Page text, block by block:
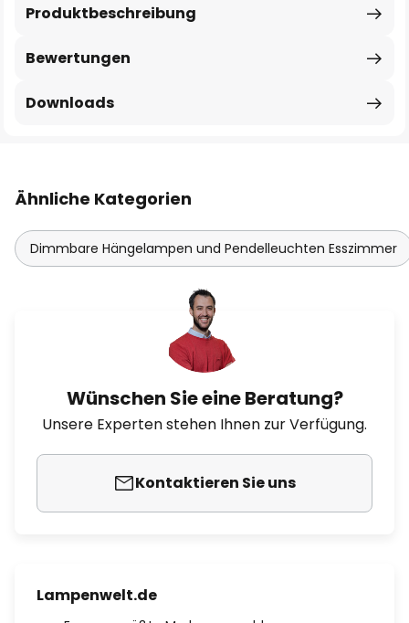
Produktbeschreibung
Bewertungen
Downloads
Ähnliche Kategorien
Dimmbare Hängelampen und Pendelleuchten Esszimmer
Wünschen Sie eine Beratung?
Unsere Experten stehen Ihnen zur Verfügung.
Kontaktieren Sie uns
Lampenwelt.de